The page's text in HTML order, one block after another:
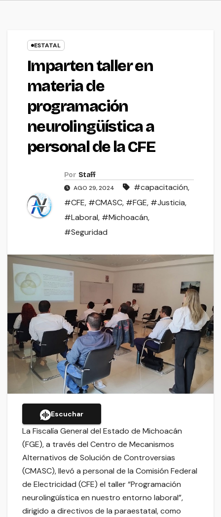
ESTATAL
Imparten taller en
materia de
programación
neurolingüística a
personal de la CFE
Por Staff
AGO 29, 2024 #capacitación,
#CFE, #CMASC, #FGE, #Justicia,
#Laboral, #Michoacán,
#Seguridad
Escuchar
La Fiscalía General del Estado de Michoacán
(FGE), a través del Centro de Mecanismos
Alternativos de Solución de Controversias
(CMASC), llevó a personal de la Comisión Federal
de Electricidad (CFE) el taller “Programación
neurolingüística en nuestro entorno laboral”,
dirigido a directivos de la paraestatal, como